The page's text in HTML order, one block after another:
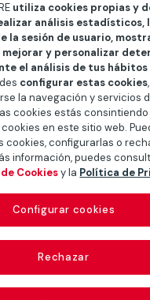
en el
cuándo
niños crecen, muchos
de utilizar los asientos
insiste en ello o, más
se considera más
la necesidad de que
infantiles o
utiliza cookies propias y
análisis estadísticos,
la sesión de usuario,
y personalizar
el análisis de tus hábitos
configurar estas cookies
la navegación y servicios
cookies estás consintiendo
en este sitio web.
cookies, configurarlas o
información, puedes
Cookiesy la Política de
Rechazar
Configurar cookies